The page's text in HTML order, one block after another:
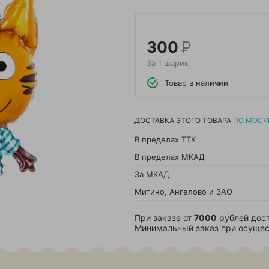
300Р
За 1 шарик
Товар в наличии
ДОСТАВКА ЭТОГО ТОВАРА ПО
В пределах ТТК
В пределах МКАД
За МКАД
Митино, Ангелово и ЗАО
При заказе от 7000 рублей
Минимальный заказ при